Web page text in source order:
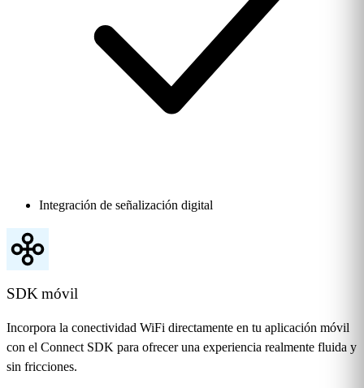
Integración de señalización digital
SDK móvil
Incorpora la conectividad WiFi directamente en tu aplicación móvil
con el Connect SDK para ofrecer una experiencia realmente fluida y
sin fricciones.